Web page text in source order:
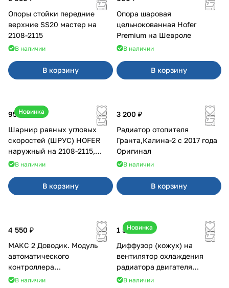
Опоры стойки передние
верхние SS20 мастер на
2108-2115
В наличии
В корзину
Опора шаровая
цельнокованная Hofer
Premium на Шевроле
В наличии
В корзину
Новинка
950 ₽
Шарнир равных угловых
скоростей (ШРУС) HOFER
наружный на 2108-2115,
2110-2112
В наличии
В корзину
3 200 ₽
Радиатор отопителя
Гранта,Калина-2 с 2017 года
Оригинал
В наличии
В корзину
4 550 ₽
МАКС 2 Доводик. Модуль
автоматического
контроллера
стеклоподъемников для
В наличии
Новинка
1 500 ₽
Диффузор (кожух) на
вентилятор охлаждения
радиатора двигателя
Приора 2170 Panasonic
В наличии